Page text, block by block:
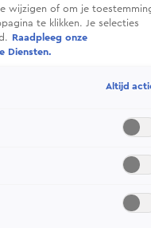
wijzigen of om je
te klikken. Je selecties
Raadpleeg onze
Diensten.
Altijd